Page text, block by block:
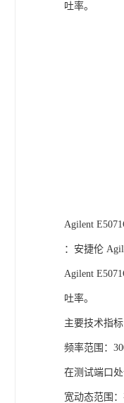
吐率。
Agilent
：安捷伦
Agilent
吐率。
主要技术指标
频率范围：
在测试端口
宽动态范围